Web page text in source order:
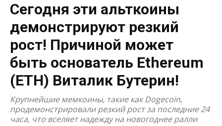
Сегодня эти альткоины
демонстрируют резкий
рост! Причиной может
быть основатель Ethereum
(ETH) Виталик Бутерин!
Крупнейшие мемкоины, такие как Dogecoin,
продемонстрировали резкий рост за последние 24
часа, что вселяет надежду на новогоднее ралли